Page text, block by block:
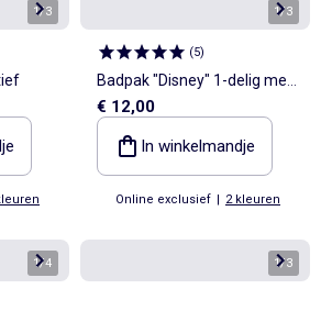
1/3 1/3
(5)
Badpak "Disney" 1-delig met
volants
€ 12,00
In winkelmandje
Online exclusief | 2 kleuren
1/4 1/3